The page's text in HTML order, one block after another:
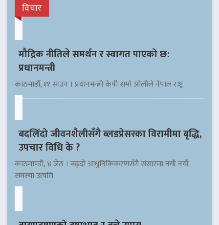
विचार
मौद्रिक नीतिले समर्थन र स्वागत पाएको छ:
प्रधानमन्त्री
काठमाडौँ, ११ साउन । प्रधानमन्त्री केपी शर्मा ओलीले नेपाल राष्ट्र
बदलिँदो जीवनशैलीसँगै ब्लडप्रेसरका विरामीमा बृद्धि,
उपचार विधि के ?
काठमाण्डौ, ४ जेठ । बढ्दो आधुनिकिकरणसँगै संसारमा नयाँ नयाँ
समस्या उत्पत्ति